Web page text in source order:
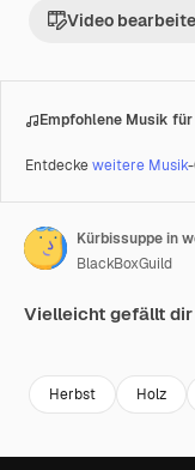
Video
Empfohlene Musik
Entdeckeweitere Musik
BlackBoxGuild
Vielleicht gefällt dir
Herbst Holz